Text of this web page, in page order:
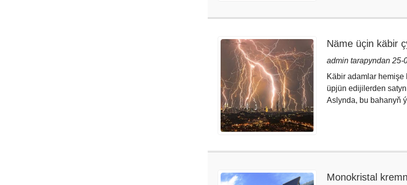
Näme üçin käbir
Çyralary nädip
admin tarapyndan 25-
Käbir adamlar
üpjün edijilerden
Aslynda, bu bahanyň
Monokristal